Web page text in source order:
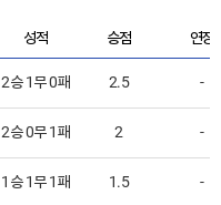
성적 승점 연장
2승 1무 0패 2.5 -
2승 0무 1패 2 -
1승 1무 1패 1.5 -